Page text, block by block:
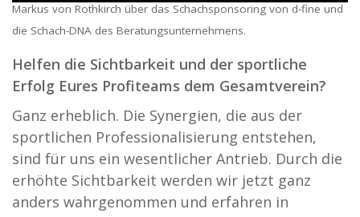
Markus von Rothkirch über das Schachsponsoring von d-fine und
die Schach-DNA des Beratungsunternehmens.
Helfen die Sichtbarkeit und der sportliche
Erfolg Eures Profiteams dem Gesamtverein?
Ganz erheblich. Die Synergien, die aus der
sportlichen Professionalisierung entstehen,
sind für uns ein wesentlicher Antrieb. Durch die
erhöhte Sichtbarkeit werden wir jetzt ganz
anders wahrgenommen und erfahren in